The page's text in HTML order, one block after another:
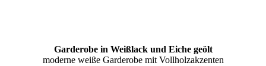
Garderobe in Weißlack und Eiche geölt
moderne weiße Garderobe mit Vollholzakzenten